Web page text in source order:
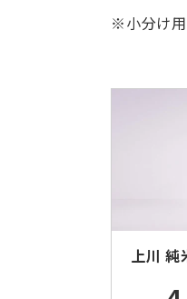
※小分け用
上川 純